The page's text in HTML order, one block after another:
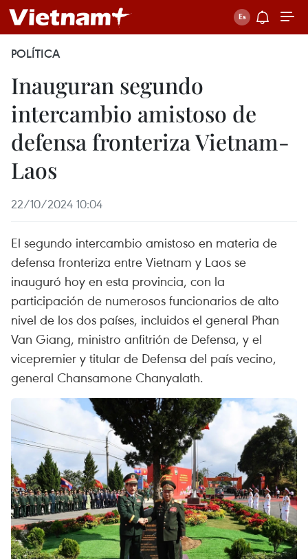
POLÍTICA
Inauguran segundo
intercambio amistoso de
defensa fronteriza Vietnam-
Laos
22/10/2024 10:04
El segundo intercambio amistoso en materia de
defensa fronteriza entre Vietnam y Laos se
inauguró hoy en esta provincia, con la
participación de numerosos funcionarios de alto
nivel de los dos países, incluidos el general Phan
Van Giang, ministro anfitrión de Defensa, y el
vicepremier y titular de Defensa del país vecino,
general Chansamone Chanyalath.